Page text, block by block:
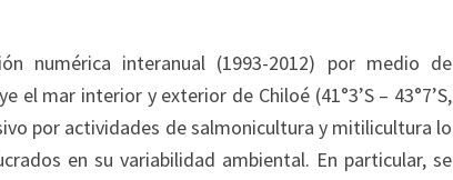
numérica interanual (1993-2012) por medio de
el mar interior y exterior de Chiloé (41°3’S – 43°7’S,
por actividades de salmonicultura y mitilicultura lo
en su variabilidad ambiental. En particular, se